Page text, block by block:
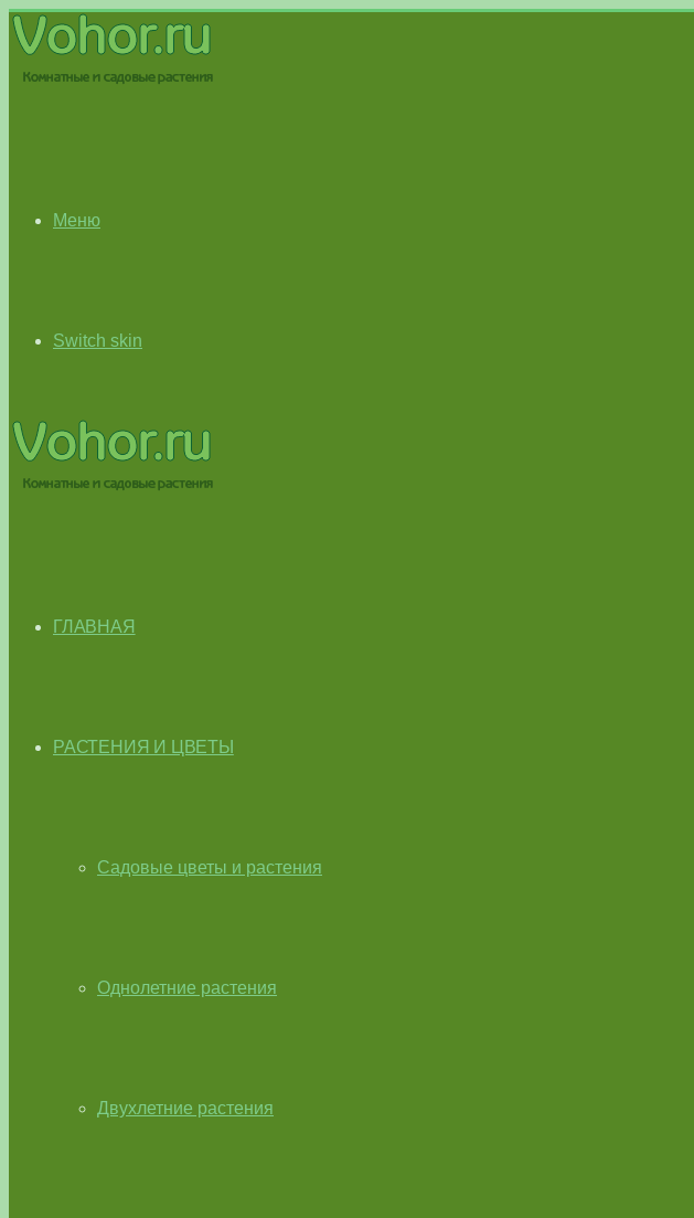
Меню
Switch skin
ГЛАВНАЯ
РАСТЕНИЯ И ЦВЕТЫ
Садовые цветы и растения
Однолетние растения
Двухлетние растения